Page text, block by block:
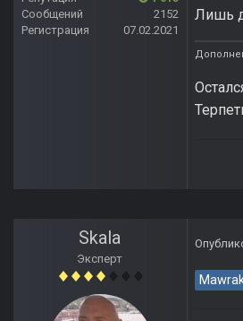
Сообщений
2152
Регистрация
07.02.2021
Лишь
Skala
Эксперт